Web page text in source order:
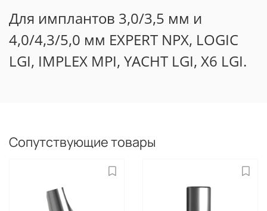
Для имплантов 3,0/3,5 мм и
4,0/4,3/5,0 мм EXPERT NPX, LOGIC
LGI, IMPLEX MPI, YACHT LGI, X6 LGI.
Сопутствующие товары